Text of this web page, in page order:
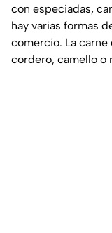
con especiadas,
hay varias formas
comercio. La
cordero, camello o